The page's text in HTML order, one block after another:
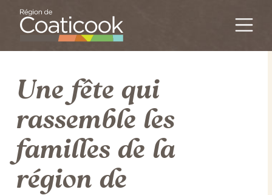
Passer au contenu
Navigation
Une fête qui
rassemble les
familles de la
région de